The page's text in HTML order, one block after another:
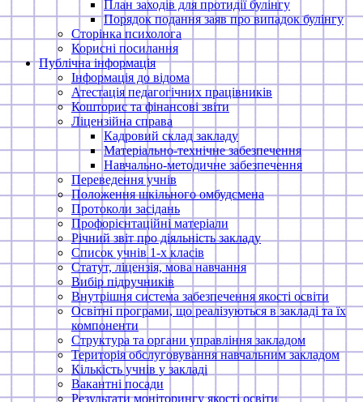
План заходів для протидії булінгу
Порядок подання заяв про випадок булінгу
Сторінка психолога
Корисні посилання
Публічна інформація
Інформація до відома
Атестація педагогічних працівників
Кошторис та фінансові звіти
Ліцензійна справа
Кадровий склад закладу
Матеріально-технічне забезпечення
Навчально-методичне забезпечення
Переведення учнів
Положення шкільного омбудсмена
Протоколи засідань
Профорієнтаційні матеріали
Річний звіт про діяльність закладу
Список учнів 1-х класів
Статут, ліцензія, мова навчання
Вибір підручників
Внутрішня система забезпечення якості освіти
Освітні програми, що реалізуються в закладі та їх
компоненти
Структура та органи управління закладом
Територія обслуговування навчальним закладом
Кількість учнів у закладі
Вакантні посади
Результати моніторингу якості освіти